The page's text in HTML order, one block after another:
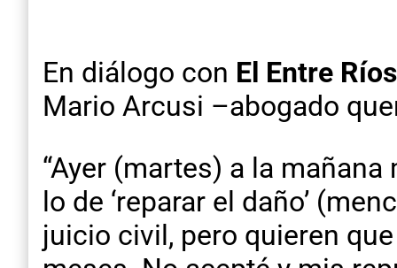
En diálogo con El Entre Ríos
Mario Arcusi –abogado
“Ayer (martes) a la
lo de ‘reparar el daño’
juicio civil, pero quieren